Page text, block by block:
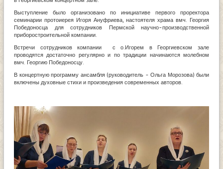
Выступление было организовано по инициативе первого проректора
семинарии протоиерея Игоря Ануфриева, настоятеля храма вмч. Георгия
Победоносца для сотрудников Пермской научно-производственной
приборостроительной компании.
Встречи сотрудников компании с о.Игорем в Георгиевском зале
проводятся достаточно регулярно и по традиции начинаются молебном
вмч. Георгию Победоносцу.
В концертную программу ансамбля (руководитель - Ольга Морозова) были
включены духовные стихи и произведения современных авторов.